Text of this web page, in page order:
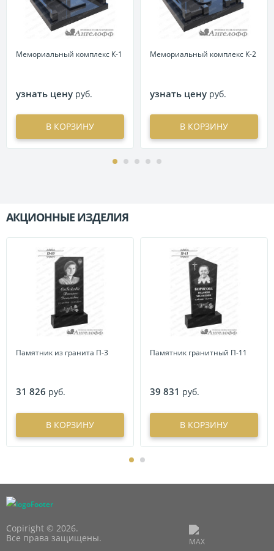
Мемориальный комплекс К-1
узнать цену руб.
В КОРЗИНУ
Мемориальный комплекс К-2
узнать цену руб.
В КОРЗИНУ
АКЦИОННЫЕ ИЗДЕЛИЯ
Памятник из гранита П-3
31 826 руб.
В КОРЗИНУ
Памятник гранитный П-11
39 831 руб.
В КОРЗИНУ
Copiright © 2026.
Все права защищены.